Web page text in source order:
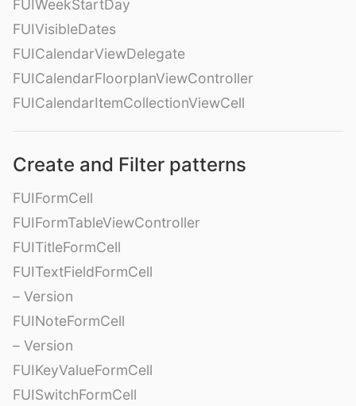
FUIWeekStartDay
FUIVisibleDates
FUICalendarViewDelegate
FUICalendarFloorplanViewController
FUICalendarItemCollectionViewCell
Create and Filter patterns
FUIFormCell
FUIFormTableViewController
FUITitleFormCell
FUITextFieldFormCell
– Version
FUINoteFormCell
– Version
FUIKeyValueFormCell
FUISwitchFormCell